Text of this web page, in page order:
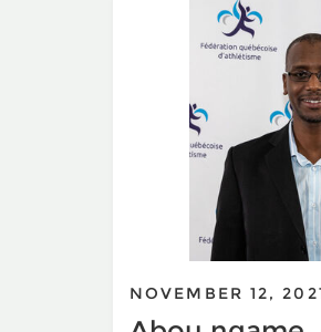
NOVEMBER 12,